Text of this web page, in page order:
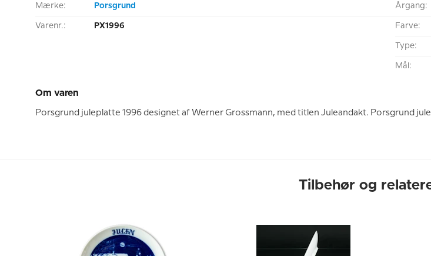
Mærke: Porsgrund
Varenr.: PX1996
Årgang:
Farve:
Type:
Mål:
Om varen
Porsgrund juleplatte 1996 designet af Werner Grossmann, med titlen Juleandakt. Porsgrund
Tilbehør og